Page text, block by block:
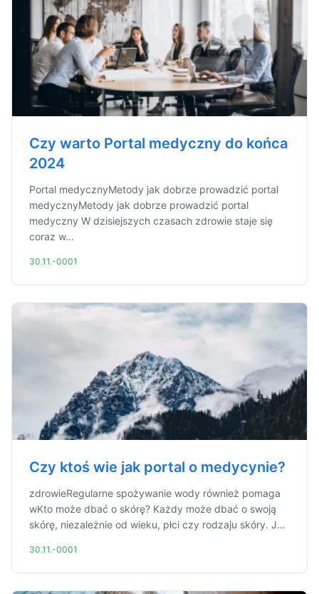
Czy warto Portal medyczny do końca
2024
Portal medycznyMetody jak dobrze prowadzić portal
medycznyMetody jak dobrze prowadzić portal
medyczny W dzisiejszych czasach zdrowie staje się
coraz w...
30.11.-0001
Czy ktoś wie jak portal o medycynie?
zdrowieRegularne spożywanie wody również pomaga
wKto może dbać o skórę? Każdy może dbać o swoją
skórę, niezależnie od wieku, płci czy rodzaju skóry. J...
30.11.-0001